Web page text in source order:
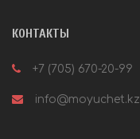
КОНТАКТЫ
+7 (705) 670-20-99
info@moyuchet.kz